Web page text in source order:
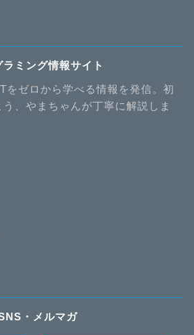
ミング情報サイト
をゼロから学べる情報を発信。初
、やまちゃんが丁寧に解説しま
・メルマガ